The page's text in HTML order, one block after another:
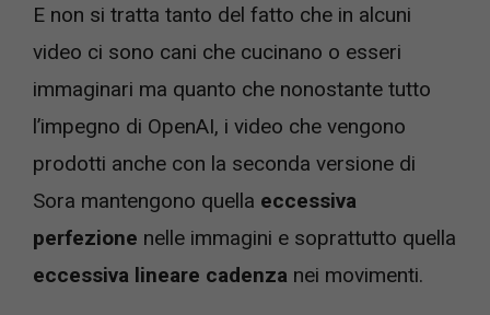
E non si tratta tanto del fatto che in alcuni
video ci sono cani che cucinano o esseri
immaginari ma quanto che nonostante tutto
l’impegno di OpenAI, i video che vengono
prodotti anche con la seconda versione di
Sora mantengono quella eccessiva
perfezione nelle immagini e soprattutto quella
eccessiva lineare cadenza nei movimenti.